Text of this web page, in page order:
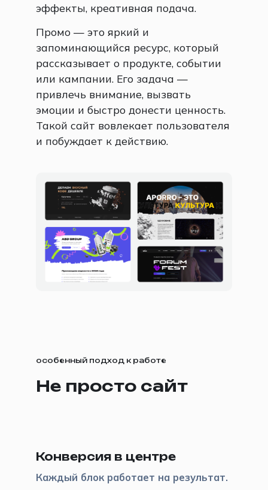
эффекты, креативная подача.
Промо — это яркий и
запоминающийся ресурс, который
рассказывает о продукте, событии
или кампании. Его задача —
привлечь внимание, вызвать
эмоции и быстро донести ценность.
Такой сайт вовлекает пользователя
и побуждает к действию.
особенный подход к работе
Не просто сайт
Конверсия в центре
Каждый блок работает на результат.